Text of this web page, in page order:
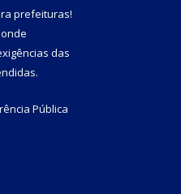
prefeituras!
das
Pública